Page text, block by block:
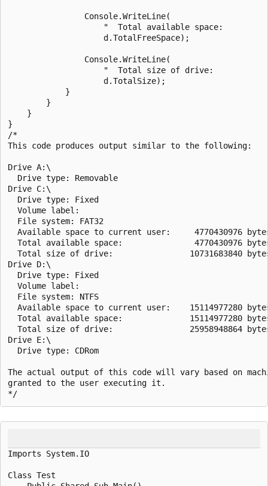
                Console.WriteLine(
"  Total available space:
                    d.TotalFreeSpace);
                Console.WriteLine(
"  Total size of drive:
                    d.TotalSize);
            }
        }
    }
}
/*
This code produces output similar to the following:
Drive A:\
  Drive type: Removable
Drive C:\
  Drive type: Fixed
  Volume label:
  File system: FAT32
Available space to current user:     4770430976
Total available space:               4770430976
Total size of drive:                10731683840
Drive D:\
  Drive type: Fixed
  Volume label:
  File system: NTFS
Available space to current user:    15114977280
Total available space:              15114977280
Total size of drive:                25958948864
Drive E:\
  Drive type: CDRom
The actual output of this code will vary based on
granted to the user executing it.
Imports System.IO
Class Test